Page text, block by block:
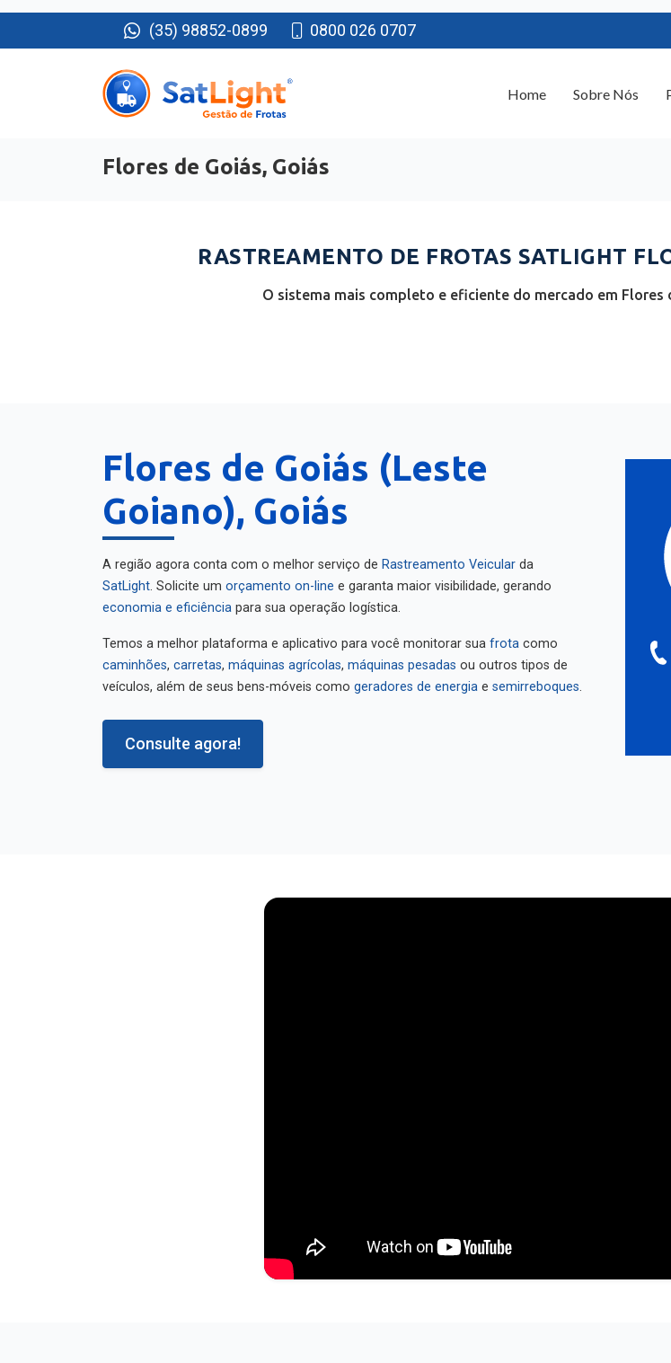
(35) 98852-0899 0800 026 0707
Flores de Goiás, Goiás
RASTREAMENTO DE FROTAS SATLIGHT
O sistema mais completo e eficiente do mercado em Flores
Flores de Goiás (Leste
Goiano), Goiás
A região agora conta com o melhor serviço de Rastreamento Veicular
da
SatLight . Solicite um orçamento on-line
e garanta maior visibilidade, gerando
economia e eficiência
para sua operação logística.
Temos a melhor plataforma e aplicativo para você monitorar sua frota
caminhões
carretas máquinas agrícolas máquinas pesadas
ou outros tipos de
veículos, além de seus bens-móveis como
geradores de energia semirreboques
Consulte agora!